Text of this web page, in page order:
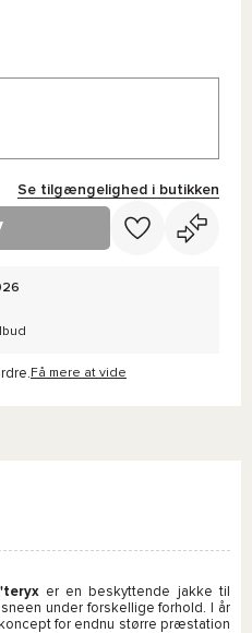
Se tilgængelighed i butikken
Få mere at vide
er en beskyttende jakke til
under forskellige forhold. I år
for endnu større præstation